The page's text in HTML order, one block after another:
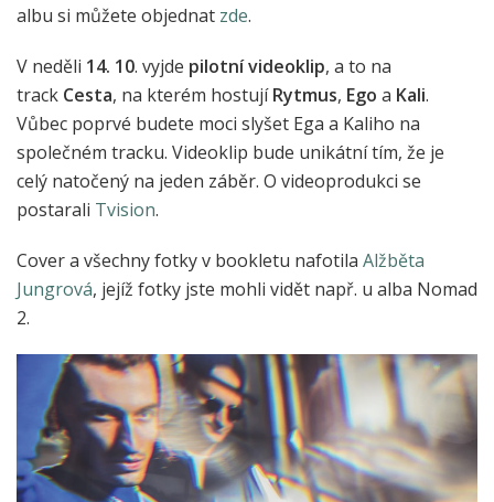
albu si můžete objednat zde.
V neděli 14. 10. vyjde pilotní videoklip, a to na
track Cesta, na kterém hostujíRytmus, Ego a Kali.
Vůbec poprvé budete moci slyšet Ega a Kaliho na
společném tracku. Videoklip bude unikátní tím, že je
celý natočený na jeden záběr. O videoprodukci se
postarali Tvision.
Cover a všechny fotky v bookletu nafotila Alžběta
Jungrová, jejíž fotky jste mohli vidět např. u alba Nomad
2.